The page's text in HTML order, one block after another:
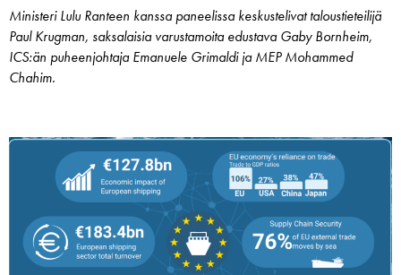
Ministeri Lulu Ranteen kanssa paneelissa keskustelivat taloustieteilijä
Paul Krugman, saksalaisia varustamoita edustava Gaby Bornheim,
ICS:än puheenjohtaja Emanuele Grimaldi ja MEP Mohammed
Chahim.